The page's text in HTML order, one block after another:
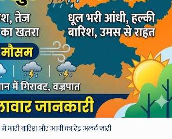
बारिश और आंधी का रेड अलर्ट जारी